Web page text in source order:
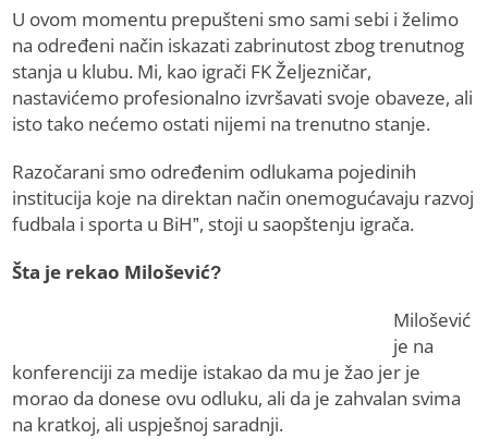
U ovom momentu prepušteni smo sami sebi i želimo
na određeni način iskazati zabrinutost zbog trenutnog
stanja u klubu. Mi, kao igrači FK Željezničar,
nastavićemo profesionalno izvršavati svoje obaveze, ali
isto tako nećemo ostati nijemi na trenutno stanje.
Razočarani smo određenim odlukama pojedinih
institucija koje na direktan način onemogućavaju razvoj
fudbala i sporta u BiH”, stoji u saopštenju igrača.
Šta je rekao Milošević?
Milošević
je na
konferenciji za medije istakao da mu je žao jer je
morao da donese ovu odluku, ali da je zahvalan svima
na kratkoj, ali uspješnoj saradnji.